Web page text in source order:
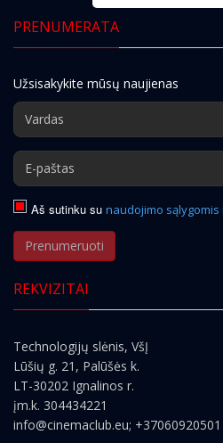
PRENUMERATA
Užsisakykite mūsų naujienas
Aš sutinku su naudojimo
Prenumeruoti
REKVIZITAI
Technologijų slėnis, VšĮ
Lūšių g. 21, Palūšės k.
LT-30202 Ignalinos r.
įm.k. 304434221
info@cinemaclub.eu; +37060920501